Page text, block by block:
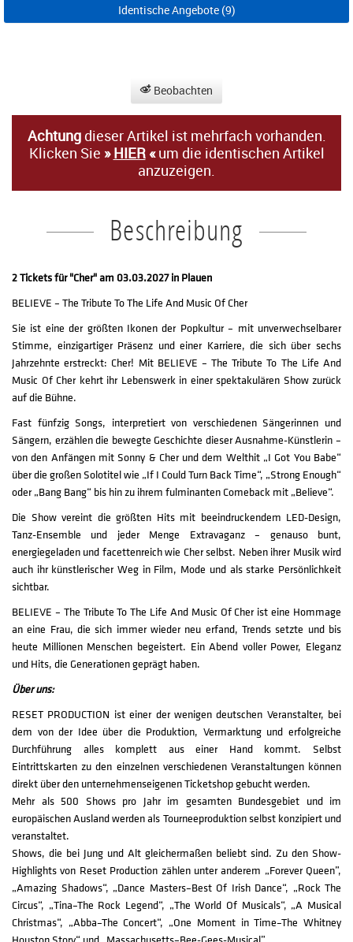
Identische Angebote (9)
Beobachten
Achtungdieser Artikel ist mehrfach vorhanden.
Klicken Sie »HIER«um die identischen Artikel
anzuzeigen.
Beschreibung
2 Tickets für "Cher" am 03.03.2027 in Plauen
BELIEVE – The Tribute To The Life And Music Of Cher
Sie ist eine der größten Ikonen der Popkultur – mit unverwechselbarer
Stimme, einzigartiger Präsenz und einer Karriere, die sich über sechs
Jahrzehnte erstreckt: Cher! Mit BELIEVE – The Tribute To The Life And
Music Of Cher kehrt ihr Lebenswerk in einer spektakulären Show zurück
auf die Bühne.
Fast fünfzig Songs, interpretiert von verschiedenen Sängerinnen und
Sängern, erzählen die bewegte Geschichte dieser Ausnahme-Künstlerin –
von den Anfängen mit Sonny & Cher und dem Welthit „I Got You Babe“
über die großen Solotitel wie „If I Could Turn Back Time“, „Strong Enough“
oder „Bang Bang“ bis hin zu ihrem fulminanten Comeback mit „Believe“.
Die Show vereint die größten Hits mit beeindruckendem LED-Design,
Tanz-Ensemble und jeder Menge Extravaganz – genauso bunt,
energiegeladen und facettenreich wie Cher selbst. Neben ihrer Musik wird
auch ihr künstlerischer Weg in Film, Mode und als starke Persönlichkeit
sichtbar.
BELIEVE – The Tribute To The Life And Music Of Cher ist eine Hommage
an eine Frau, die sich immer wieder neu erfand, Trends setzte und bis
heute Millionen Menschen begeistert. Ein Abend voller Power, Eleganz
und Hits, die Generationen geprägt haben.
Über uns:
RESET PRODUCTION ist einer der wenigen deutschen Veranstalter, bei
dem von der Idee über die Produktion, Vermarktung und erfolgreiche
Durchführung alles komplett aus einer Hand kommt. Selbst
Eintrittskarten zu den einzelnen verschiedenen Veranstaltungen können
direkt über den unternehmenseigenen Ticketshop gebucht werden.
Mehr als 500 Shows pro Jahr im gesamten Bundesgebiet und im
europäischen Ausland werden als Tourneeproduktion selbst konzipiert und
veranstaltet.
Shows, die bei Jung und Alt gleichermaßen beliebt sind. Zu den Show-
Highlights von Reset Production zählen unter anderem „Forever Queen”,
„Amazing Shadows“, „Dance Masters–Best Of Irish Dance“, „Rock The
Circus“, „Tina–The Rock Legend“, „The World Of Musicals“, „A Musical
Christmas“, „Abba–The Concert“, „One Moment in Time–The Whitney